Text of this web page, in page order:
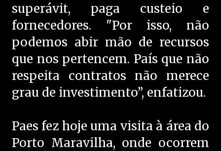
superávit, paga custeio e
fornecedores. "Por isso, não
podemos abir mão de recursos
que nos pertencem. País que não
respeita contratos não merece
grau de investimento”, enfatizou.
Paes fez hoje uma visita à área do
Porto Maravilha, onde ocorrem